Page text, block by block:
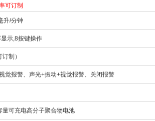
可订制
升/分钟
示,8按键操作
制）
觉报警、声光+振动+视觉报警、关闭报警
可充电高分子聚合物电池